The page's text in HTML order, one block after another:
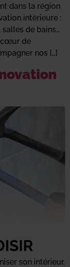
dans la région
intérieure :
de bains…
cœur de
nos […]
son intérieur,